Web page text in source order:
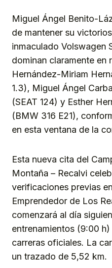
Miguel Ángel Benito-
de mantener su
inmaculado Volswagen
dominan claramente en
Hernández-Miriam
1.3), Miguel Ángel
(SEAT 124) y Esther
(BMW 316 E21),
en esta ventana de la
Esta nueva cita del
Montaña – Recalvi
verificaciones previas
Emprendedor de Los
comenzará al día
entrenamientos (9:00
carreras oficiales. La
un trazado de 5,52 km.